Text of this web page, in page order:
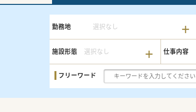
勤務地 選択なし
施設形態 選択なし 仕事内容
フリーワード